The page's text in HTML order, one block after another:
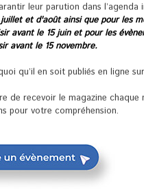
leur parution dans l’agenda
et d'août ainsi que pour les
avant le 15 juin et pour les
avant le 15 novembre.
qu’il en soit publiés en ligne
de recevoir le magazine chaque
pour votre compréhension.